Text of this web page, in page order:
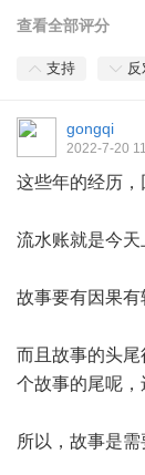
查看全部评分
支持 反
gongqi
2022-7-20
这些年的经历，
流水账就是今天
故事要有因果有
而且故事的头
个故事的尾呢，
所以，故事是需